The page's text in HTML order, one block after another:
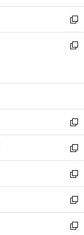
開
く
ウ
で
開
く
ン
ド
ウ
で
ウ
ィ
ン
ド
開
新
し
い
ン
ウ
で
開
く
新
ウ
ン
ド
ウ
で
開
く
新
し
い
ウ
ィ
ン
ド
ウ
で
新
し
い
ウ
ィ
ン
ド
新
し
い
ウ
ィ
新
し
い
新